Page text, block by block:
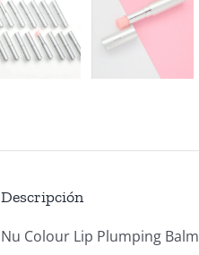
Descripción
Nu Colour Lip Plumping Balm